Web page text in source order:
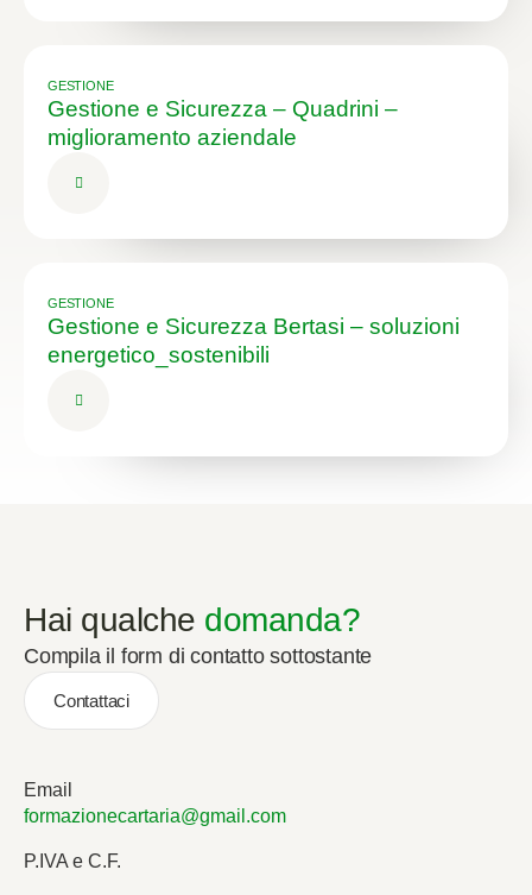
GESTIONE
Gestione e Sicurezza – Quadrini –
miglioramento aziendale
GESTIONE
Gestione e Sicurezza Bertasi – soluzioni
energetico_sostenibili
Hai qualche domanda?
Compila il form di contatto sottostante
Contattaci
Email
formazionecartaria@gmail.com
P.IVA e C.F.